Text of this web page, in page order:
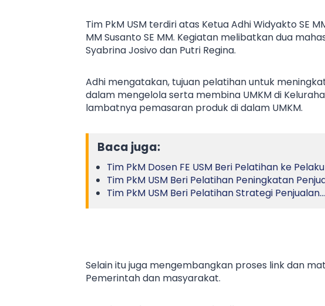
Tim PkM USM terdiri atas Ketua Adhi Widyakto SE
MM Susanto SE MM. Kegiatan melibatkan dua
Syabrina Josivo dan Putri Regina.
Adhi mengatakan, tujuan pelatihan untuk
dalam mengelola serta membina UMKM di
lambatnya pemasaran produk di dalam UMKM.
Baca juga:
Tim PkM Dosen FE USM Beri Pelatihan ke
Tim PkM USM Beri Pelatihan Peningkatan
Tim PkM USM Beri Pelatihan Strategi Penjualan…
Selain itu juga mengembangkan proses link dan
Pemerintah dan masyarakat.